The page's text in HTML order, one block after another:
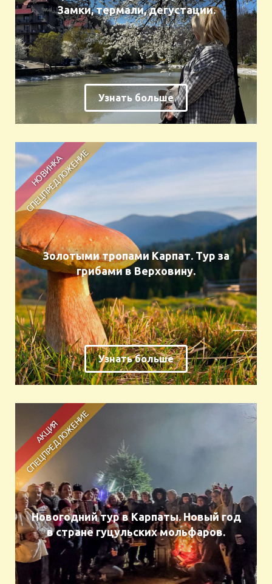
Замки, термали, дегустации.
Узнать больше
Золотыми тропами Карпат. Тур за
грибами в Верховину.
Узнать больше
Новогодний тур в Карпаты. Новый год
в стране гуцульских мольфаров.